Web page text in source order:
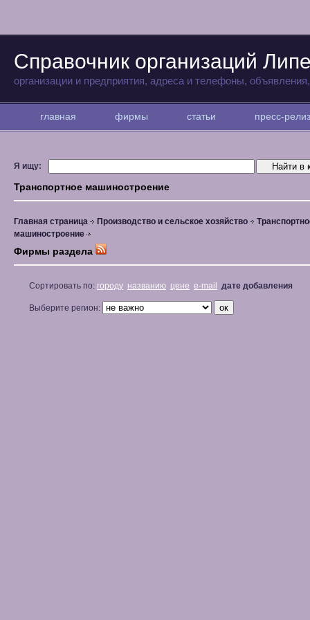
Справочник организаций
организации и предприятия, адреса и телефоны,
главная фирмы статьи пресс-
Я ищу:
Транспортное машиностроение
Главная страница Производство и сельское хозяйство
машиностроение
Фирмы раздела
Сортировать по: городу названию цене e-mail дате добавления
Выберите регион: